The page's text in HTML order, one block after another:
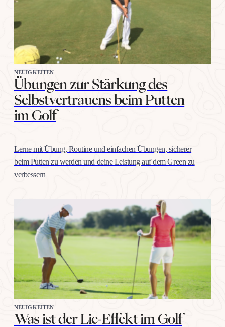
NEUIGKEITEN
Übungen zur Stärkung des
Selbstvertrauens beim Putten
im Golf
Lerne mit Übung, Routine und einfachen Übungen, sicherer
beim Putten zu werden und deine Leistung auf dem Green zu
verbessern
NEUIGKEITEN
Was ist der Lie-Effekt im Golf